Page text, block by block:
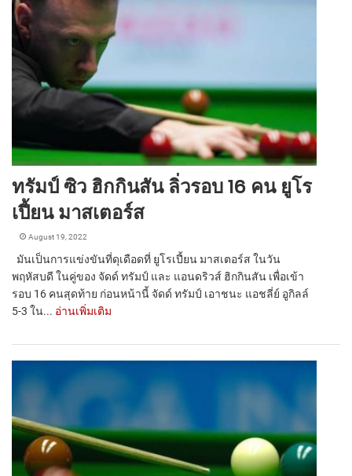
ทรัมป์ ซิว ฮิกกินสัน ลิ่วรอบ 16 คน ยูโร
เปี้ยน มาสเตอร์ส
August 19, 2022
มันเป็นการแข่งขันที่ดุเดือดที่ ยูโรเปี้ยน มาสเตอร์ส ในวัน
พฤหัสบดี ในคู่ของ จัดด์ ทรัมป์ และ แอนดริวส์ ฮิกกินสัน เพื่อเข้า
รอบ 16 คนสุดท้าย ก่อนหน้านี้ จัดด์ ทรัมป์ เอาชนะ แอชลี่ย์ อูกิลล์
5-3 ใน... อ่านเพิ่มเติม